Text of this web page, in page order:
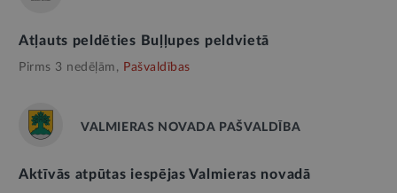
Atļauts peldēties Buļļupes peldvietā
Pirms 3 nedēļām, Pašvaldības
VALMIERAS NOVADA PAŠVALDĪBA
Aktīvās atpūtas iespējas Valmieras novadā